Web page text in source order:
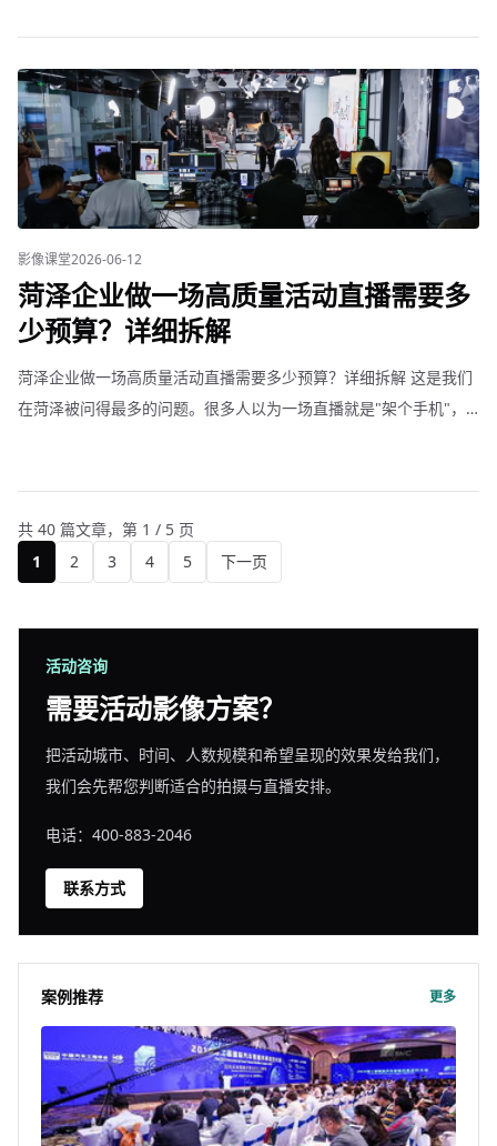
影像课堂2026-06-12
菏泽企业做一场高质量活动直播需要多
少预算？详细拆解
菏泽企业做一场高质量活动直播需要多少预算？详细拆解 这是我们
在菏泽被问得最多的问题。很多人以为一场直播就是"架个手机"，
共 40 篇文章，第 1 / 5 页
1
2 3 4 5 下一页
活动咨询
需要活动影像方案？
把活动城市、时间、人数规模和希望呈现的效果发给我们，
我们会先帮您判断适合的拍摄与直播安排。
电话：400-883-2046
联系方式
案例推荐 更多